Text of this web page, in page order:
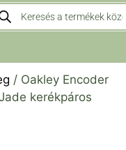
/ Oakley Encoder
kerékpáros